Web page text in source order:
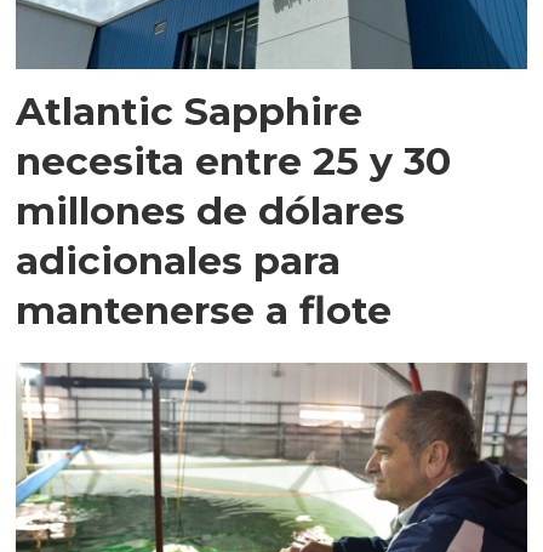
Atlantic Sapphire
necesita entre 25 y 30
millones de dólares
adicionales para
mantenerse a flote